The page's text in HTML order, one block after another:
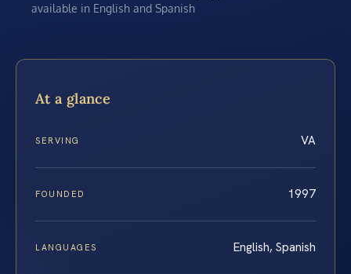
available in English and Spanish
At a glance
SERVING VA
FOUNDED 1997
LANGUAGES English, Spanish